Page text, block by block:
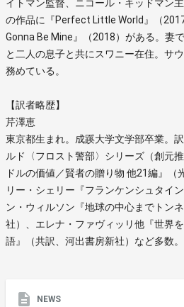
イトマン監督、ニコール・キッドマン
の作品に『Perfect Little World』（
Gonna Be Mine』（2018）がある。妻
と二人の息子と共にスワニー在住。サ
務めている。
【訳者略歴】
芹澤恵
東京都生まれ。成蹊大学文学部卒業。
ルド〈フロスト警部〉シリーズ（創元
ドルの価値／賢者の贈り物 他21編』（
リー・シェリー『フランケンシュタイ
ン・ウィルソン『地球の中心までトン
社）、エレナ・ファヴィッリ他『世界
語』（共訳、河出書房新社）など多数。
NEWS